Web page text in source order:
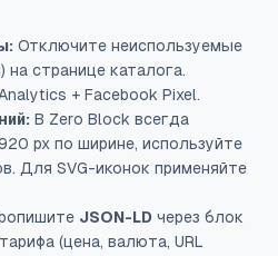
Отключите неиспользуемые
странице каталога.
+ Facebook Pixel.
В Zero Block всегда
px по ширине, используйте
Для SVG-иконок применяйте
JSON-LD через блок
(цена, валюта, URL